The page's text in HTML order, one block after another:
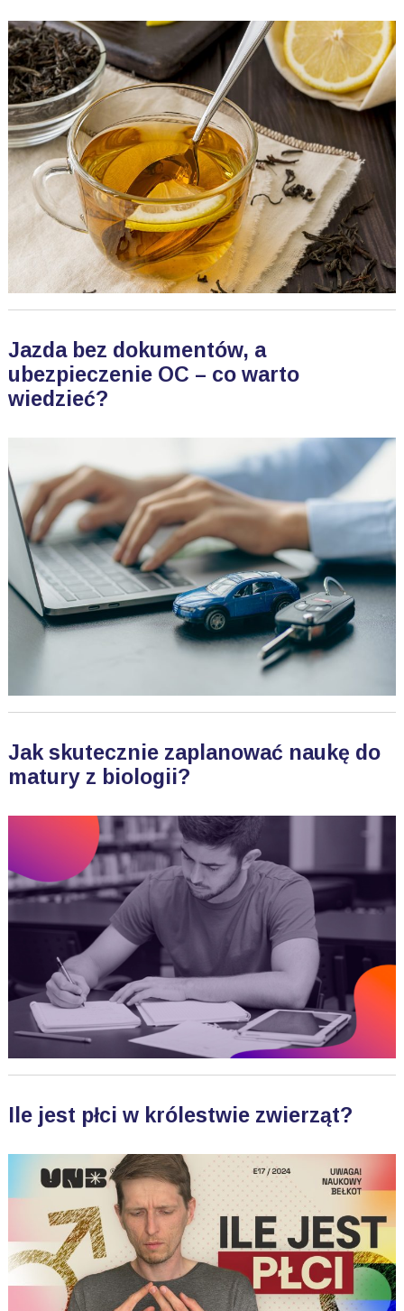
Jazda bez dokumentów, a
ubezpieczenie OC – co warto
wiedzieć?
Jak skutecznie zaplanować naukę do
matury z biologii?
Ile jest płci w królestwie zwierząt?